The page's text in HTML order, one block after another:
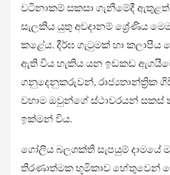
වටිනාකම් සකසා ගැනීමේදී
සැලකිය යුතු අවදානම් ශ්‍රේණිය
කළේය. දීර්ඝ ගැටුමක් හා කලාපීය
ඇති විය හැකිය යන ඉඩකඩ
ගනුදෙනුකරුවන්, රාජ්‍යතාන්ත්‍රික
වහාම ඔවුන්ගේ ස්ථාවරයන් සකස්
ඉක්මන් විය.
ගෝලීය බලශක්ති සැපයුම් දාමයේ
තීරණාත්මක භූමිකාව හේතුවෙන්